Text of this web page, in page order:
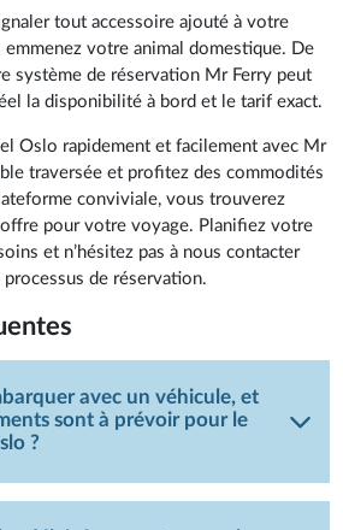
tout accessoire ajouté à votre
votre animal domestique. De
système de réservation Mr Ferry peut
la disponibilité à bord et le tarif exact.
Oslo rapidement et facilement avec Mr
traversée et profitez des commodités
conviviale, vous trouverez
pour votre voyage. Planifiez votre
et n’hésitez pas à nous contacter
de réservation.
avec un véhicule, et
sont à prévoir pour le
?